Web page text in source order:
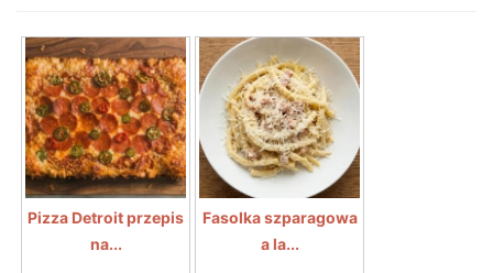
Pizza Detroit przepis
na...
Fasolka szparagowa
a la...